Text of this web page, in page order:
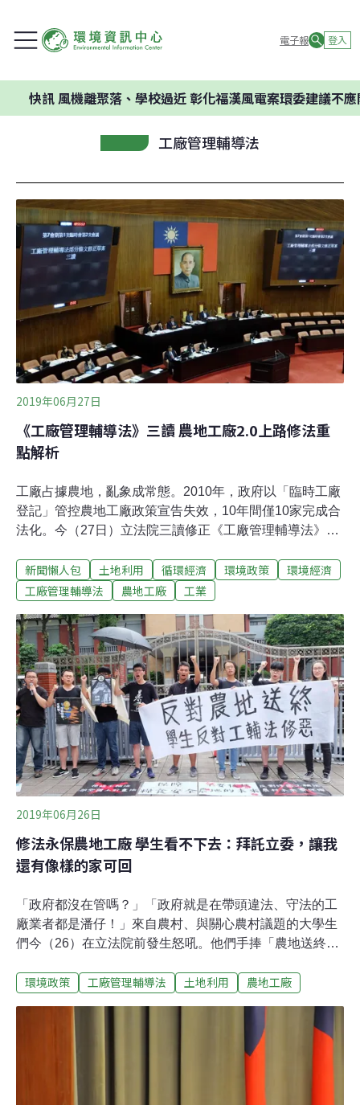
電子報 登入
風機離聚落、學校過近 彰化福漢風電案環委建議不應開發
工廠管理輔導法
2019年06月27日
《工廠管理輔導法》三讀 農地工廠2.0上路修法重
點解析
工廠占據農地，亂象成常態。2010年，政府以「臨時工廠
登記」管控農地工廠政策宣告失效，10年間僅10家完成合
法化。今（27日）立法院三讀修正《工廠管理輔導法》第
工廠登記」納管時代。根據農委會的農地資源盤查，農地
工廠占用面積是1.4萬公頃。不過，這次修法只針對達一定
部中部辦公室推估，未登記工廠總數約3.8萬家。以下依
「修法重點」、「特定工廠如何輔導」、「修法爭議」整
理如下：修法重點一、以蔡政府上台（2016/5/20）時間為
界， 之後「新增」的未登記工廠，停止供電、供水及拆
除。
新聞懶人包 土地利用 循環經濟 環境政策
環境經濟
工廠管理輔導法
農地工廠 工業
2019年06月26日
修法永保農地工廠 學生看不下去：拜託立委，讓我
還有像樣的家可回
「政府都沒在管嗎？」「政府就是在帶頭違法、守法的工
廠業者都是潘仔！」來自農村、與關心農村議題的大學生
們今（26）在立法院前發生怒吼。他們手捧「農地送終」
法》將讓工廠永遠留在農地上。《工廠管理輔導法》草案
託，讓我們還有一個像樣的家可以回，而不是一個只有濃
厚金屬氣息，不是記憶裡的家。」學生懇請立委拒絕這部
惡法，不要成為破壞農地與年輕人未來的幫凶。工廠永留
農地「無期限」 學生為農地「送終」《工廠管理輔導法》
進入修法最關鍵期。雖然民進黨、時代力量立委都提案設
環境政策 工廠管理輔導法 土地利用 農地工廠